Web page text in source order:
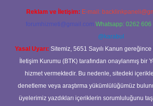
Reklam ve İletişim: E-mail:
forumhizmeti@gmail.com Whatsapp: 0262 606
@karabul
Yasal Uyarı: Sitemiz, 5651 Sayılı Kanun
İletişim Kurumu (BTK) tarafından onaylanmış bir
hizmet vermektedir. Bu nedenle, sitedeki
denetleme veya araştırma yükümlülüğümüz
üyelerimiz yazdıkları içeriklerin sorumluluğunu